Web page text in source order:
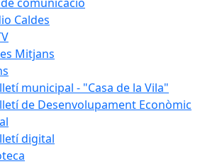
Caldes
Mitjans
municipal - "Casa de la Vila"
de Desenvolupament Econòmic
digital